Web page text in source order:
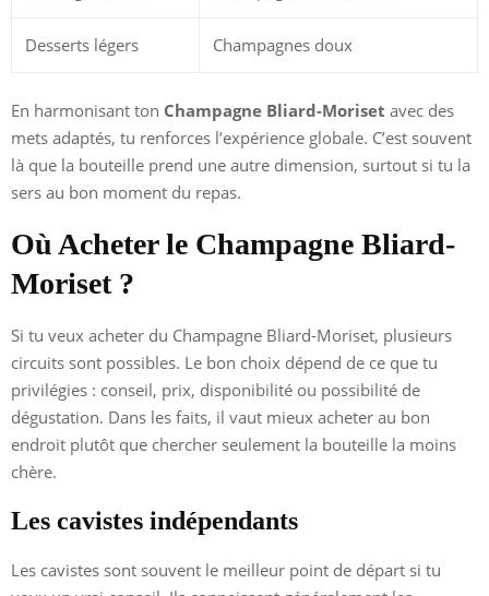
Desserts légers Champagnes doux
En harmonisant ton Champagne Bliard-Moriset avec des
mets adaptés, tu renforces l’expérience globale. C’est souvent
là que la bouteille prend une autre dimension, surtout si tu la
sers au bon moment du repas.
Où Acheter le Champagne Bliard-
Moriset ?
Si tu veux acheter du Champagne Bliard-Moriset, plusieurs
circuits sont possibles. Le bon choix dépend de ce que tu
privilégies : conseil, prix, disponibilité ou possibilité de
dégustation. Dans les faits, il vaut mieux acheter au bon
endroit plutôt que chercher seulement la bouteille la moins
chère.
Les cavistes indépendants
Les cavistes sont souvent le meilleur point de départ si tu